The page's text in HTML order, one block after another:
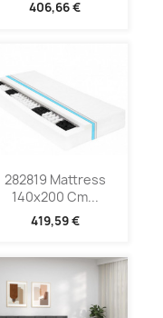
406,66 €
282819 Mattress
140x200 Cm...
419,59 €